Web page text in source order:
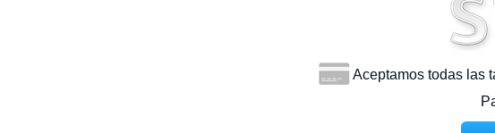
Aceptamos todas las